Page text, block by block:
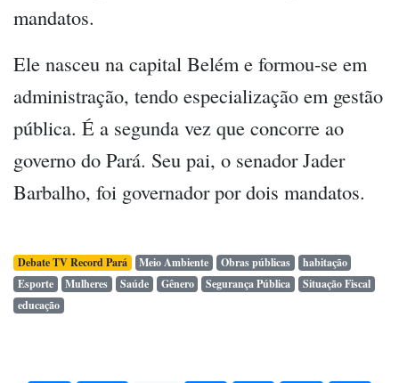
mandatos.
Ele nasceu na capital Belém e formou-se em
administração, tendo especialização em gestão
pública. É a segunda vez que concorre ao
governo do Pará. Seu pai, o senador Jader
Barbalho, foi governador por dois mandatos.
Debate TV Record Pará Meio Ambiente Obras públicas
habitação
Esporte
Mulheres Saúde Gênero Segurança Pública
Situação Fiscal
educação